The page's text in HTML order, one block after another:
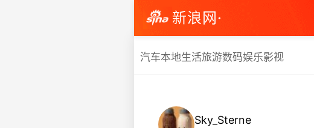
新浪网·
汽车本地生活旅游数码娱乐影视
Sky_Sterne